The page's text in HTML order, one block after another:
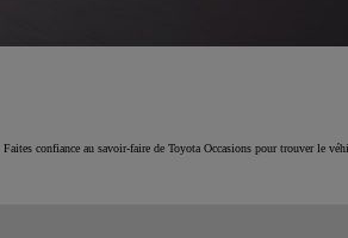
Faites confiance au savoir-faire de Toyota Occasions pour trouver le